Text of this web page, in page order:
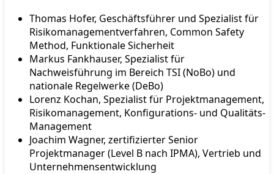
Thomas Hofer, Geschäftsführer und Spezialist für
Risikomanagementverfahren, Common Safety
Method, Funktionale Sicherheit
Markus Fankhauser, Spezialist für
Nachweisführung im Bereich TSI (NoBo) und
nationale Regelwerke (DeBo)
Lorenz Kochan, Spezialist für Projektmanagement,
Risikomanagement, Konfigurations- und Qualitäts-
Management
Joachim Wagner, zertifizierter Senior
Projektmanager (Level B nach IPMA), Vertrieb und
Unternehmensentwicklung